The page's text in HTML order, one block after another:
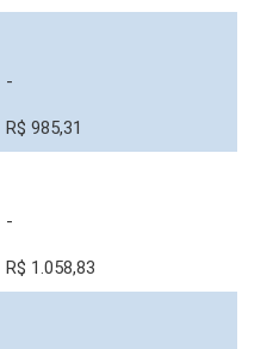
-
R$ 985,31
-
R$ 1.058,83